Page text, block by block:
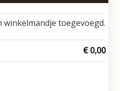
toegevoegd.
€ 0,00